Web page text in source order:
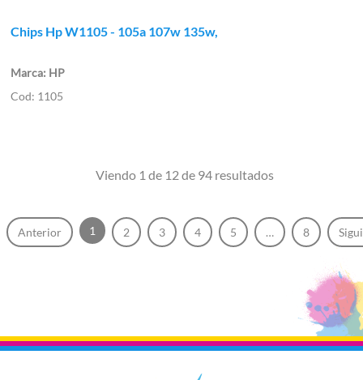
Chips Hp W1105 - 105a 107w 135w,
HP
1105
Viendo 1 de 12 de 94 resultados
Anterior 1 2 3 4 5 … 8